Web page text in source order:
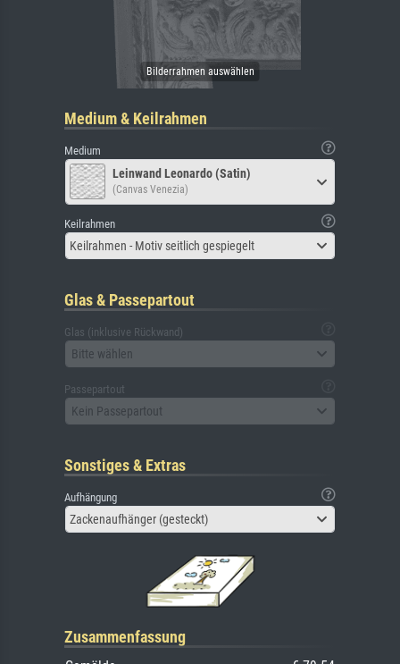
Medium & Keilrahmen
Medium
Leinwand Leonardo (Satin)
(Canvas Venezia)
Keilrahmen
Keilrahmen - Motiv seitlich gespiegelt
Glas & Passepartout
Glas (inklusive Rückwand)
Bitte wählen
Passepartout
Kein Passepartout
Sonstiges & Extras
Aufhängung
Zackenaufhänger (gesteckt)
Zusammenfassung